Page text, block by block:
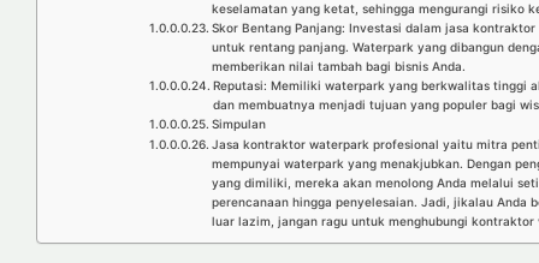
keselamatan yang ketat, sehingga mengurangi risiko
Skor Bentang Panjang: Investasi dalam jasa
untuk rentang panjang. Waterpark yang dibangun
memberikan nilai tambah bagi bisnis Anda.
Reputasi: Memiliki waterpark yang berkwalitas tinggi
dan membuatnya menjadi tujuan yang populer bagi
Simpulan
Jasa kontraktor waterpark profesional yaitu mitra
mempunyai waterpark yang menakjubkan. Dengan
yang dimiliki, mereka akan menolong Anda melalui
perencanaan hingga penyelesaian. Jadi, jikalau Anda
luar lazim, jangan ragu untuk menghubungi